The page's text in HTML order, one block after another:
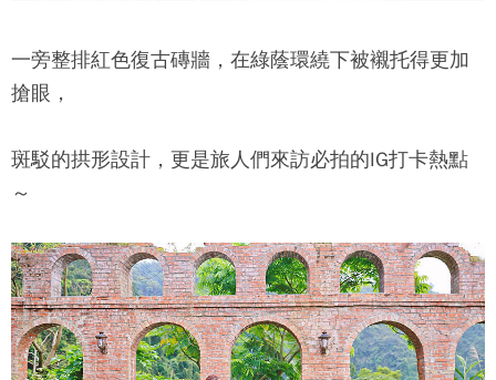
一旁整排紅色復古磚牆，在綠蔭環繞下被襯托得更加
搶眼，
斑駁的拱形設計，更是旅人們來訪必拍的IG打卡熱點
～